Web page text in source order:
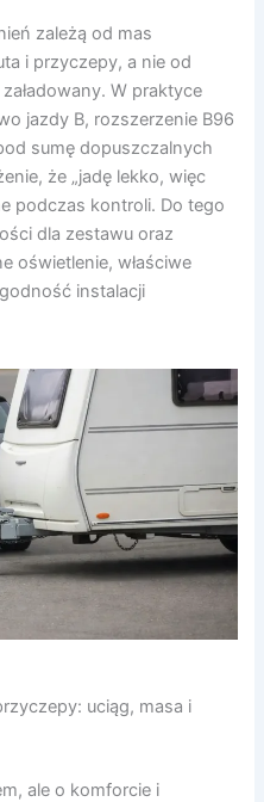
zależą od mas
i przyczepy, a nie od
W praktyce
jazdy B, rozszerzenie B96
sumę dopuszczalnych
że „jadę lekko, więc
podczas kontroli. Do tego
dla zestawu oraz
oświetlenie, właściwe
instalacji
uciąg, masa i
ale o komforcie i